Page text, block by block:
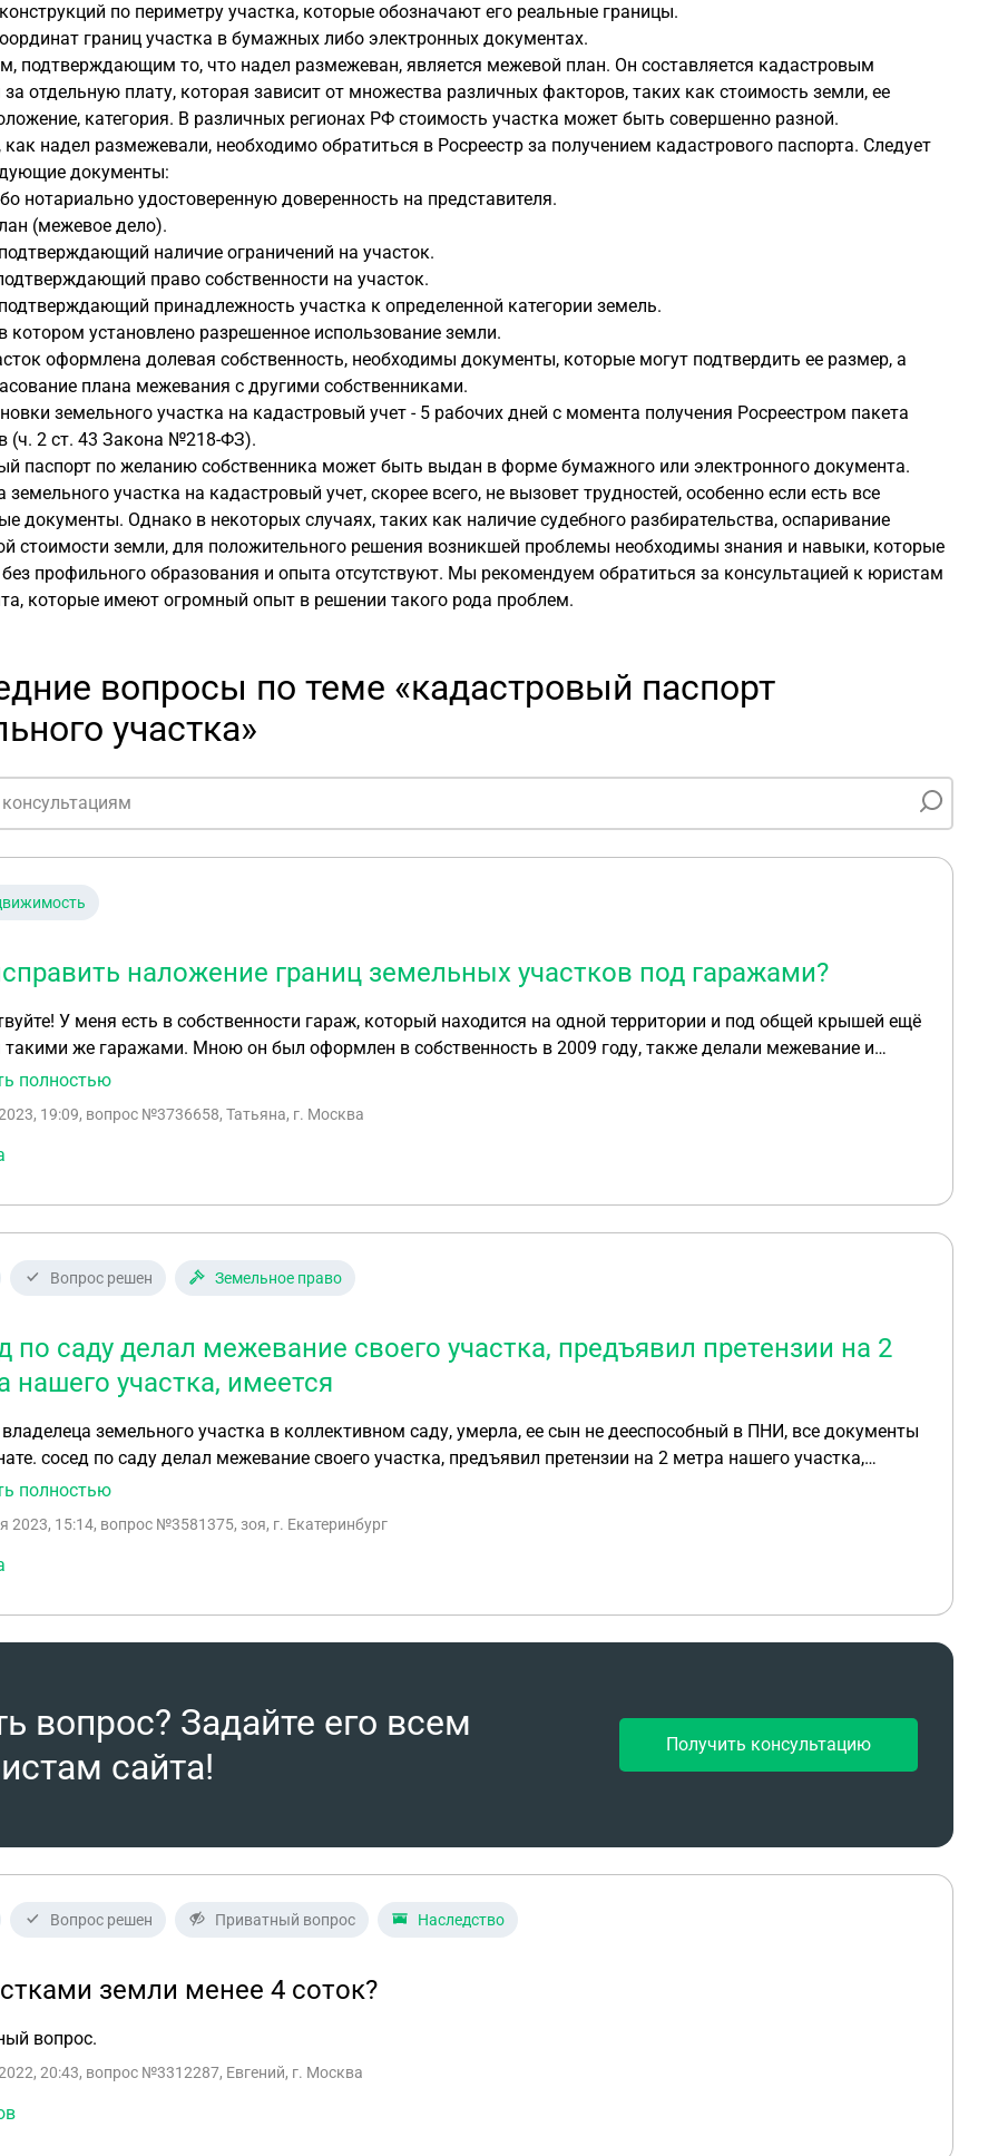
по периметру участка, которые обозначают его реальные границы.
границ участка в бумажных либо электронных документах.
подтверждающим то, что надел размежеван, является межевой план. Он составляется кадастровым
отдельную плату, которая зависит от множества различных факторов, таких как стоимость земли, ее
категория. В различных регионах РФ стоимость участка может быть совершенно разной.
как надел размежевали, необходимо обратиться в Росреестр за получением кадастрового паспорта. Следует
документы:
нотариально удостоверенную доверенность на представителя.
(межевое дело).
наличие ограничений на участок.
право собственности на участок.
принадлежность участка к определенной категории земель.
котором установлено разрешенное использование земли.
оформлена долевая собственность, необходимы документы, которые могут подтвердить ее размер, а
плана межевания с другими собственниками.
земельного участка на кадастровый учет - 5 рабочих дней с момента получения Росреестром пакета
(ч. 2 ст. 43 Закона №218-ФЗ).
паспорт по желанию собственника может быть выдан в форме бумажного или электронного документа.
земельного участка на кадастровый учет, скорее всего, не вызовет трудностей, особенно если есть все
документы. Однако в некоторых случаях, таких как наличие судебного разбирательства, оспаривание
стоимости земли, для положительного решения возникшей проблемы необходимы знания и навыки, которые
профильного образования и опыта отсутствуют. Мы рекомендуем обратиться за консультацией к юристам
которые имеют огромный опыт в решении такого рода проблем.
вопросы по теме «кадастровый паспорт
участка»
наложение границ земельных участков под гаражами?
У меня есть в собственности гараж, который находится на одной территории и под общей крышей ещё
такими же гаражами. Мною он был оформлен в собственность в 2009 году, также делали межевание и
паспорт земельного участка. В постановлении на разрешение использования земельного
часть соседнего гаража, так как была поставлена перегородка в гараже, которая фактически забрала
У меня такой вопрос:"Как разрешить эту ситуацию, чего начать,куда обращаться?" Заранее
полностью
19:09, вопрос №3736658, Татьяна, г. Москва
Вопрос решен Земельное право
по саду делал межевание своего участка, предъявил претензии на 2
нашего участка, имеется
владелеца земельного участка в коллективном саду, умерла, ее сын не дееспособный в ПНИ, все документы
сосед по саду делал межевание своего участка, предъявил претензии на 2 метра нашего участка,
кадастровый паспорт земельного участка от 2008 года с границами участка и координатами точек, как нам
полностью
2023, 15:14, вопрос №3581375, зоя, г. Екатеринбург
вопрос? Задайте его всем
сайта!
Получить консультацию
Вопрос решен Приватный вопрос Наследство
земли менее 4 соток?
вопрос.
20:43, вопрос №3312287, Евгений, г. Москва